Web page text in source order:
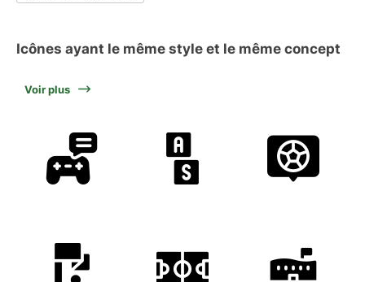
Icônes ayant le même style et le même concept
Voir plus